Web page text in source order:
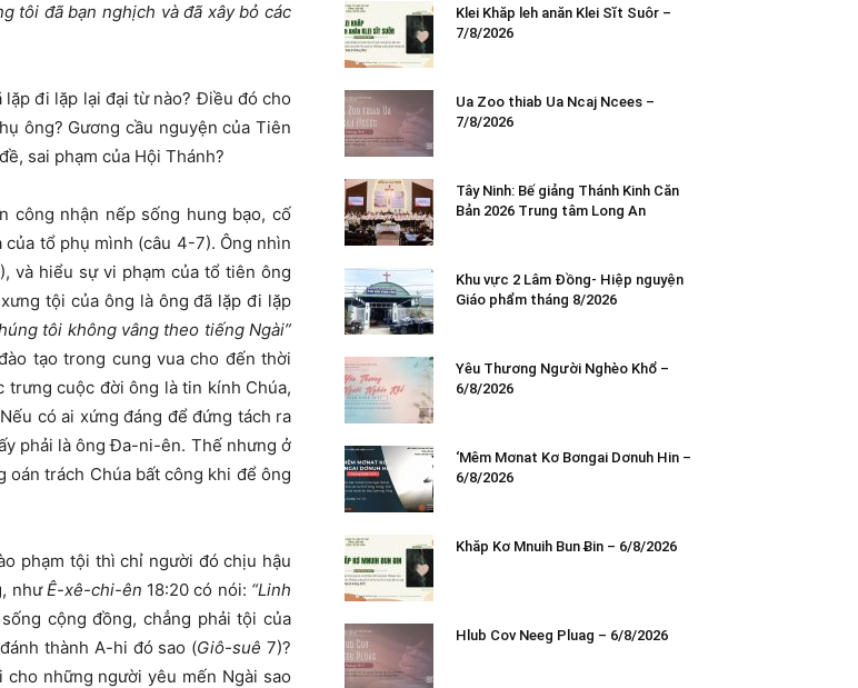
tăng
âm
lượng.
tôi đã bạn nghịch và đã xây bỏ các
đi lặp lại đại từ nào? Điều đó cho
ông? Gương cầu nguyện của Tiên
sai phạm của Hội Thánh?
công nhận nếp sống hung bạo, cố
tổ phụ mình (câu 4-7). Ông nhìn
và hiểu sự vi phạm của tổ tiên ông
tội của ông là ông đã lặp đi lặp
tôi không vâng theo tiếng Ngài”
tạo trong cung vua cho đến thời
cuộc đời ông là tin kính Chúa,
có ai xứng đáng để đứng tách ra
phải là ông Đa-ni-ên. Thế nhưng ở
trách Chúa bất công khi để ông
phạm tội thì chỉ người đó chịu hậu
nhưÊ-xê-chi-ên 18:20 có nói: “Linh
cộng đồng, chẳng phải tội của
thành A-hi đó sao (Giô-suê 7)?
những người yêu mến Ngài sao
Klei Khăp leh anăn Klei Sĭt Suôr –
7/8/2026
Ua Zoo thiab Ua Ncaj Ncees –
7/8/2026
Tây Ninh: Bế giảng Thánh Kinh Căn
Bản 2026 Trung tâm Long An
Khu vực 2 Lâm Đồng- Hiệp nguyện
Giáo phẩm tháng 8/2026
Yêu Thương Người Nghèo Khổ –
6/8/2026
‘Mêm Mơnat Kơ Bơngai Dơnuh Hin –
6/8/2026
Khăp Kơ Mnuih Bun Ƀin – 6/8/2026
Hlub Cov Neeg Pluag – 6/8/2026